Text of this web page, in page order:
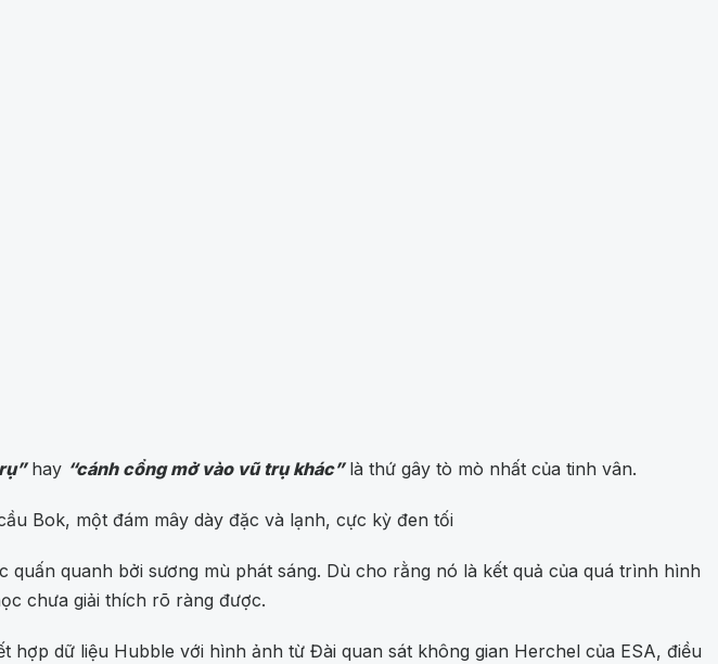
hay “cánh cổng mở vào vũ trụ khác”là thứ gây tò mò nhất của tinh vân.
Bok, một đám mây dày đặc và lạnh, cực kỳ đen tối
quanh bởi sương mù phát sáng. Dù cho rằng nó là kết quả của quá trình hình
chưa giải thích rõ ràng được.
dữ liệu Hubble với hình ảnh từ Đài quan sát không gian Herchel của ESA, điều